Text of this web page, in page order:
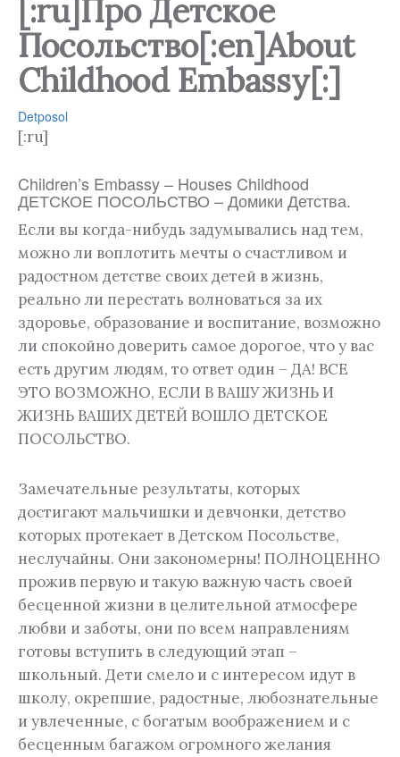
[:ru]Про Детское
Посольство[:en]About
Childhood Embassy[:]
Detposol
[:ru]
Children’s Embassy – Houses Childhood
ДЕТСКОЕ ПОСОЛЬСТВО – Домики Детства.
Если вы когда-нибудь задумывались над тем,
можно ли воплотить мечты о счастливом и
радостном детстве своих детей в жизнь,
реально ли перестать волноваться за их
здоровье, образование и воспитание, возможно
ли спокойно доверить самое дорогое, что у вас
есть другим людям, то ответ один – ДА! ВСЕ
ЭТО ВОЗМОЖНО, ЕСЛИ В ВАШУ ЖИЗНЬ И
ЖИЗНЬ ВАШИХ ДЕТЕЙ ВОШЛО ДЕТСКОЕ
ПОСОЛЬСТВО.
Замечательные результаты, которых
достигают мальчишки и девчонки, детство
которых протекает в Детском Посольстве,
неслучайны. Они закономерны! ПОЛНОЦЕННО
прожив первую и такую важную часть своей
бесценной жизни в целительной атмосфере
любви и заботы, они по всем направлениям
готовы вступить в следующий этап –
школьный. Дети смело и с интересом идут в
школу, окрепшие, радостные, любознательные
и увлеченные, с богатым воображением и с
бесценным багажом огромного желания